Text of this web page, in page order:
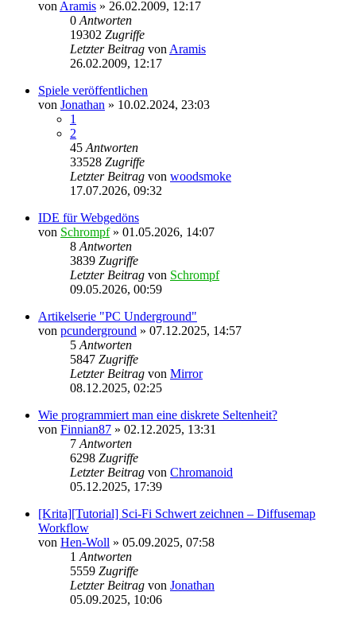
von Aramis » 26.02.2009, 12:17
0 Antworten
19302 Zugriffe
Letzter Beitrag von Aramis
26.02.2009, 12:17
Spiele veröffentlichen
von Jonathan » 10.02.2024, 23:03
1
2
45 Antworten
33528 Zugriffe
Letzter Beitrag von woodsmoke
17.07.2026, 09:32
IDE für Webgedöns
von Schrompf» 01.05.2026, 14:07
8 Antworten
3839 Zugriffe
Letzter Beitrag von Schrompf
09.05.2026, 00:59
Artikelserie "PC Underground"
von pcunderground » 07.12.2025, 14:57
5 Antworten
5847 Zugriffe
Letzter Beitrag von Mirror
08.12.2025, 02:25
Wie programmiert man eine diskrete Seltenheit?
von Finnian87 » 02.12.2025, 13:31
7 Antworten
6298 Zugriffe
Letzter Beitrag von Chromanoid
05.12.2025, 17:39
[Krita][Tutorial] Sci-Fi Schwert zeichnen – Diffusemap
Workflow
von Hen-Woll » 05.09.2025, 07:58
1 Antworten
5559 Zugriffe
Letzter Beitrag von Jonathan
05.09.2025, 10:06